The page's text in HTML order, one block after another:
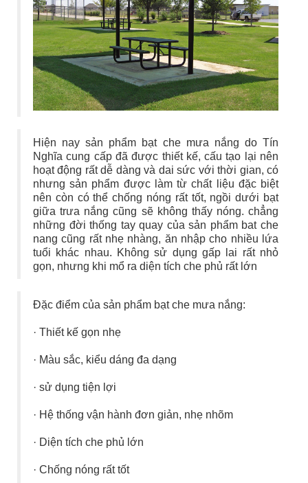
Hiện nay sản phẩm bạt che mưa nắng do Tín
Nghĩa cung cấp đã được thiết kế, cấu tạo lại nên
hoạt động rất dễ dàng và dai sức với thời gian, có
nhưng sản phẩm được làm từ chất liệu đặc biệt
nên còn có thể chống nóng rất tốt, ngồi dưới bạt
giữa trưa nắng cũng sẽ không thấy nóng. chẳng
những đời thống tay quay của sản phẩm bat che
nang cũng rất nhẹ nhàng, ăn nhập cho nhiều lứa
tuổi khác nhau. Không sử dụng gấp lai rất nhỏ
gọn, nhưng khi mổ ra diện tích che phủ rất lớn
Đặc điểm của sản phẩm bạt che mưa nắng:
· Thiết kế gọn nhẹ
· Màu sắc, kiểu dáng đa dạng
· sử dụng tiện lợi
· Hệ thống vận hành đơn giản, nhẹ nhõm
· Diện tích che phủ lớn
· Chống nóng rất tốt